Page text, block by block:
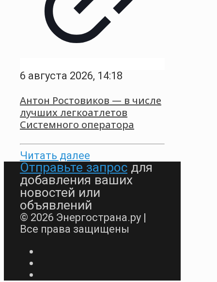
6 августа 2026, 14:18
Антон Ростовиков — в числе
лучших легкоатлетов
Системного оператора
Читать далее
Отправьте запрос для
добавления ваших
новостей или
объявлений
© 2026 Энергострана.ру |
Все права защищены